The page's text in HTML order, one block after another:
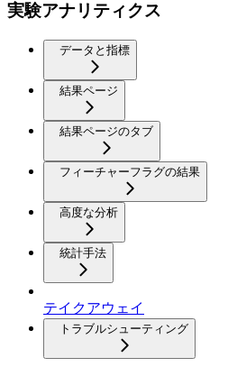
実験アナリティクス
データと指標
結果ページ
結果ページのタブ
フィーチャーフラグの結果
高度な分析
統計手法
テイクアウェイ
トラブルシューティング